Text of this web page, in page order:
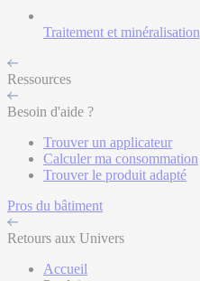
Traitement et minéralisation
Ressources
Besoin d'aide ?
Trouver un applicateur
Calculer ma consommation
Trouver le produit adapté
Pros du bâtiment
Retours aux Univers
Accueil